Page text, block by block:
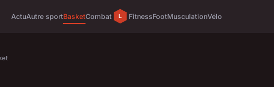
ActuAutre sportBasketCombat FitnessFootMusculationVélo